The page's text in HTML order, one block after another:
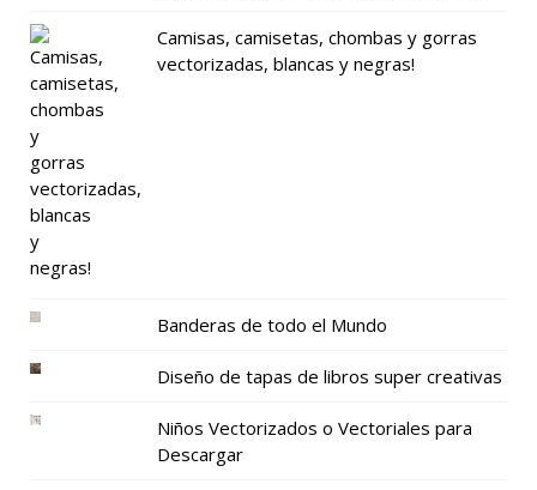
Camisas, camisetas, chombas y gorras
vectorizadas, blancas y negras!
Banderas de todo el Mundo
Diseño de tapas de libros super creativas
Niños Vectorizados o Vectoriales para
Descargar